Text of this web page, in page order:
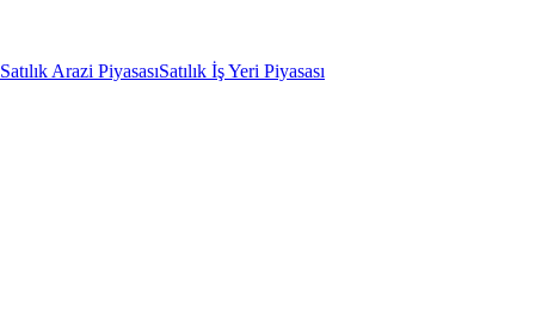
Satılık Arazi PiyasasıSatılık İş Yeri Piyasası